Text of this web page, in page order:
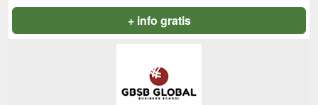
+ info gratis